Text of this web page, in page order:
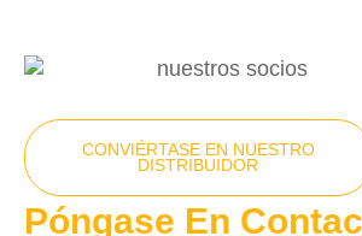
CONVIÉRTASE EN NUESTRO
DISTRIBUIDOR
Póngase En